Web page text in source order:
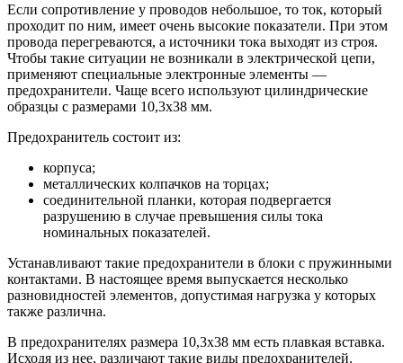
Если сопротивление у проводов небольшое, то ток, который
проходит по ним, имеет очень высокие показатели. При этом
провода перегреваются, а источники тока выходят из строя.
Чтобы такие ситуации не возникали в электрической цепи,
применяют специальные электронные элементы —
предохранители. Чаще всего используют цилиндрические
образцы с размерами 10,3х38 мм.
Предохранитель состоит из:
корпуса;
металлических колпачков на торцах;
соединительной планки, которая подвергается
разрушению в случае превышения силы тока
номинальных показателей.
Устанавливают такие предохранители в блоки с пружинными
контактами. В настоящее время выпускается несколько
разновидностей элементов, допустимая нагрузка у которых
также различна.
В предохранителях размера 10,3х38 мм есть плавкая вставка.
Исходя из нее, различают такие виды предохранителей.